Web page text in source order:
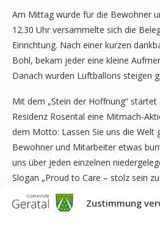
Zustimmung
Am Mittag wurde für die Bewohner
12.30 Uhr versammelte sich die
Einrichtung. Nach einer kurzen
Bohl, bekam jeder eine kleine
Danach wurden Luftballons steigen
Mit dem „Stein der Hoffnung“
Residenz Rosental eine Mitmach-
dem Motto: Lassen Sie uns die Welt
Bewohner und Mitarbeiter etwas
uns über jeden einzelnen
Slogan „Proud to Care – stolz sein
Aktion und unterstreicht dabei die
Pflegeberufen.